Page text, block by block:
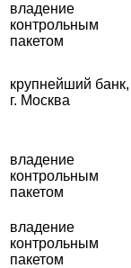
владение
контрольным
пакетом
крупнейший банк,
г. Москва
владение
контрольным
пакетом
владение
контрольным
пакетом